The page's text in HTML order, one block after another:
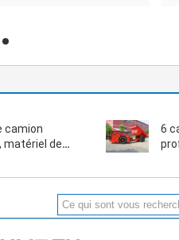
hd
camion
matériel de
6